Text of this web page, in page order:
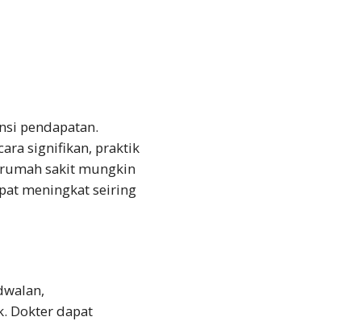
pendapatan.
signifikan, praktik
sakit mungkin
meningkat seiring
Dokter dapat